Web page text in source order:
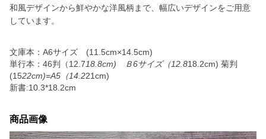
和風デザインから鮮やかな洋風柄まで、幅広いデザインをご用意
しています。
文庫本：A6サイズ (11.5cm×14.5cm)
単行本：46判（12.718.8cm) Ｂ6サイズ（12.818.2cm) 菊判
(1522cm)=A5（14.221cm)
新書:10.3*18.2cm
商品画像